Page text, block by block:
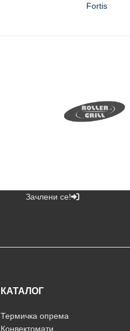
Fortis
Зачлени се!
КАТАЛОГ
Термичка опрема
Конвектомати